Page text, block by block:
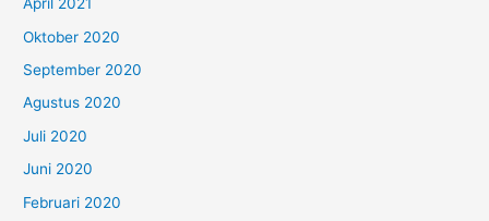
Oktober 2020
September 2020
Agustus 2020
Juli 2020
Juni 2020
Februari 2020